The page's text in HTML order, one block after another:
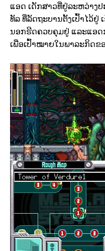
ແອດ ເດັກສາວທີ່ຢູ່ລະຫວ່າງ
ທັລ ທີ່ລັດຖະບານຕັ້ງເປົ້າໄວ້ຢູ່
ນອກຮີດຄວບຄຸມຢູ່ ແລະແອດ
ເພື່ອເປົ້າໝາຍໃນພາລະກິດຂ